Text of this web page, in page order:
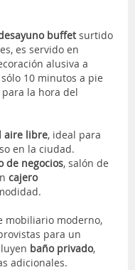
buffetsurtido
es servido en
alusiva a
10 minutos a pie
la hora del
aire libre, ideal para
en la ciudad.
de negocios, salón de
cajero
mobiliario moderno,
para un
baño privado,
adicionales.